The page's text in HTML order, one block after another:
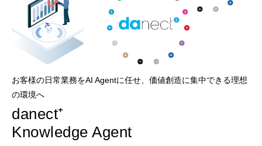
お客様の日常業務をAI Agentに任せ、価値創造に集中できる理想
の環境へ
danect⁺
Knowledge Agent